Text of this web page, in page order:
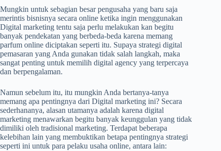
Mungkin untuk sebagian besar pengusaha yang baru saja
merintis bisnisnya secara online ketika ingin menggunakan
Digital marketing tentu saja perlu melakukan kan begitu
banyak pendekatan yang berbeda-beda karena memang
parfum online diciptakan seperti itu. Supaya strategi digital
pemasaran yang Anda gunakan tidak salah langkah, maka
sangat penting untuk memilih digital agency yang terpercaya
dan berpengalaman.
Namun sebelum itu, itu mungkin Anda bertanya-tanya
memang apa pentingnya dari Digital marketing ini? Secara
sederhananya, alasan utamanya adalah karena digital
marketing menawarkan begitu banyak keunggulan yang tidak
dimiliki oleh tradisional marketing. Terdapat beberapa
kelebihan lain yang membuktikan betapa pentingnya strategi
seperti ini untuk para pelaku usaha online, antara lain: